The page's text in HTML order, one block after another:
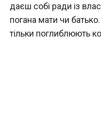
даєш собі ради із
погана мати чи
тільки поглиблюють